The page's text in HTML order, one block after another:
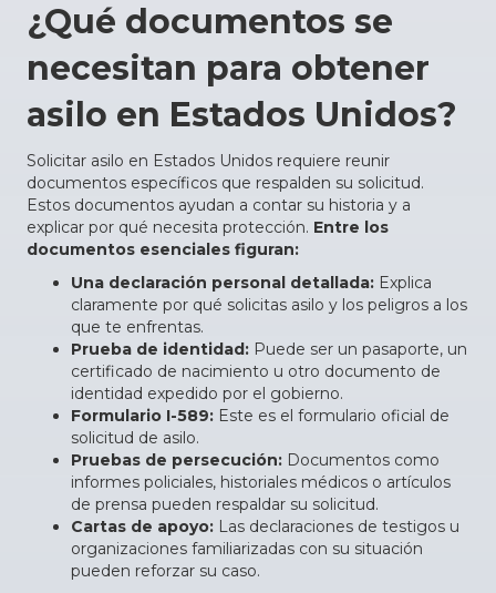
¿Qué documentos se
necesitan para obtener
asilo en Estados Unidos?
Solicitar asilo en Estados Unidos requiere reunir
documentos específicos que respalden su solicitud.
Estos documentos ayudan a contar su historia y a
explicar por qué necesita protección. Entre los
documentos esenciales figuran:
Una declaración personal detallada: Explica
claramente por qué solicitas asilo y los peligros a los
que te enfrentas.
Prueba de identidad: Puede ser un pasaporte, un
certificado de nacimiento u otro documento de
identidad expedido por el gobierno.
Formulario I-589: Este es el formulario oficial de
solicitud de asilo.
Pruebas de persecución: Documentos como
informes policiales, historiales médicos o artículos
de prensa pueden respaldar su solicitud.
Cartas de apoyo: Las declaraciones de testigos u
organizaciones familiarizadas con su situación
pueden reforzar su caso.